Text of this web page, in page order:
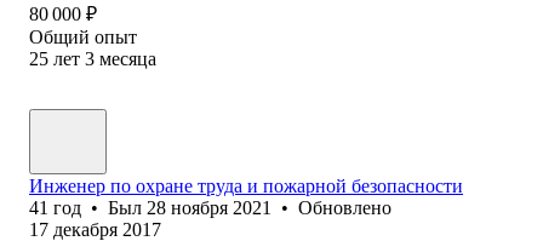
80 000 ₽
Общий опыт
25 лет 3 месяца
Инженер по охране труда и пожарной безопасности
41 год • Был 28 ноября 2021 • Обновлено
17 декабря 2017